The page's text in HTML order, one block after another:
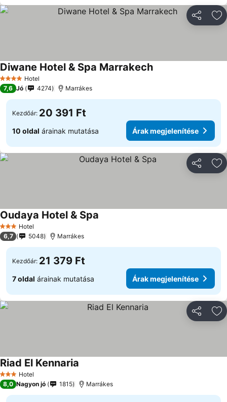
4 KategóriaHotel
Diwane Hotel & Spa MarrakechÁrak megjelenítése
7,6 Jó 4274 Marrákes
Kezdőár: 20 391 Ft
10 oldal árainak mutatása Árak megjelenítése
3 Kategória
Hotel
Oudaya Hotel & Spa
6,7 5048 Marrákes
Kezdőár: 21 379 Ft
7 oldal árainak mutatása Árak megjelenítése
3 Kategória
Hotel
Riad El Kennaria
8,0 Nagyon jó 1815 Marrákes